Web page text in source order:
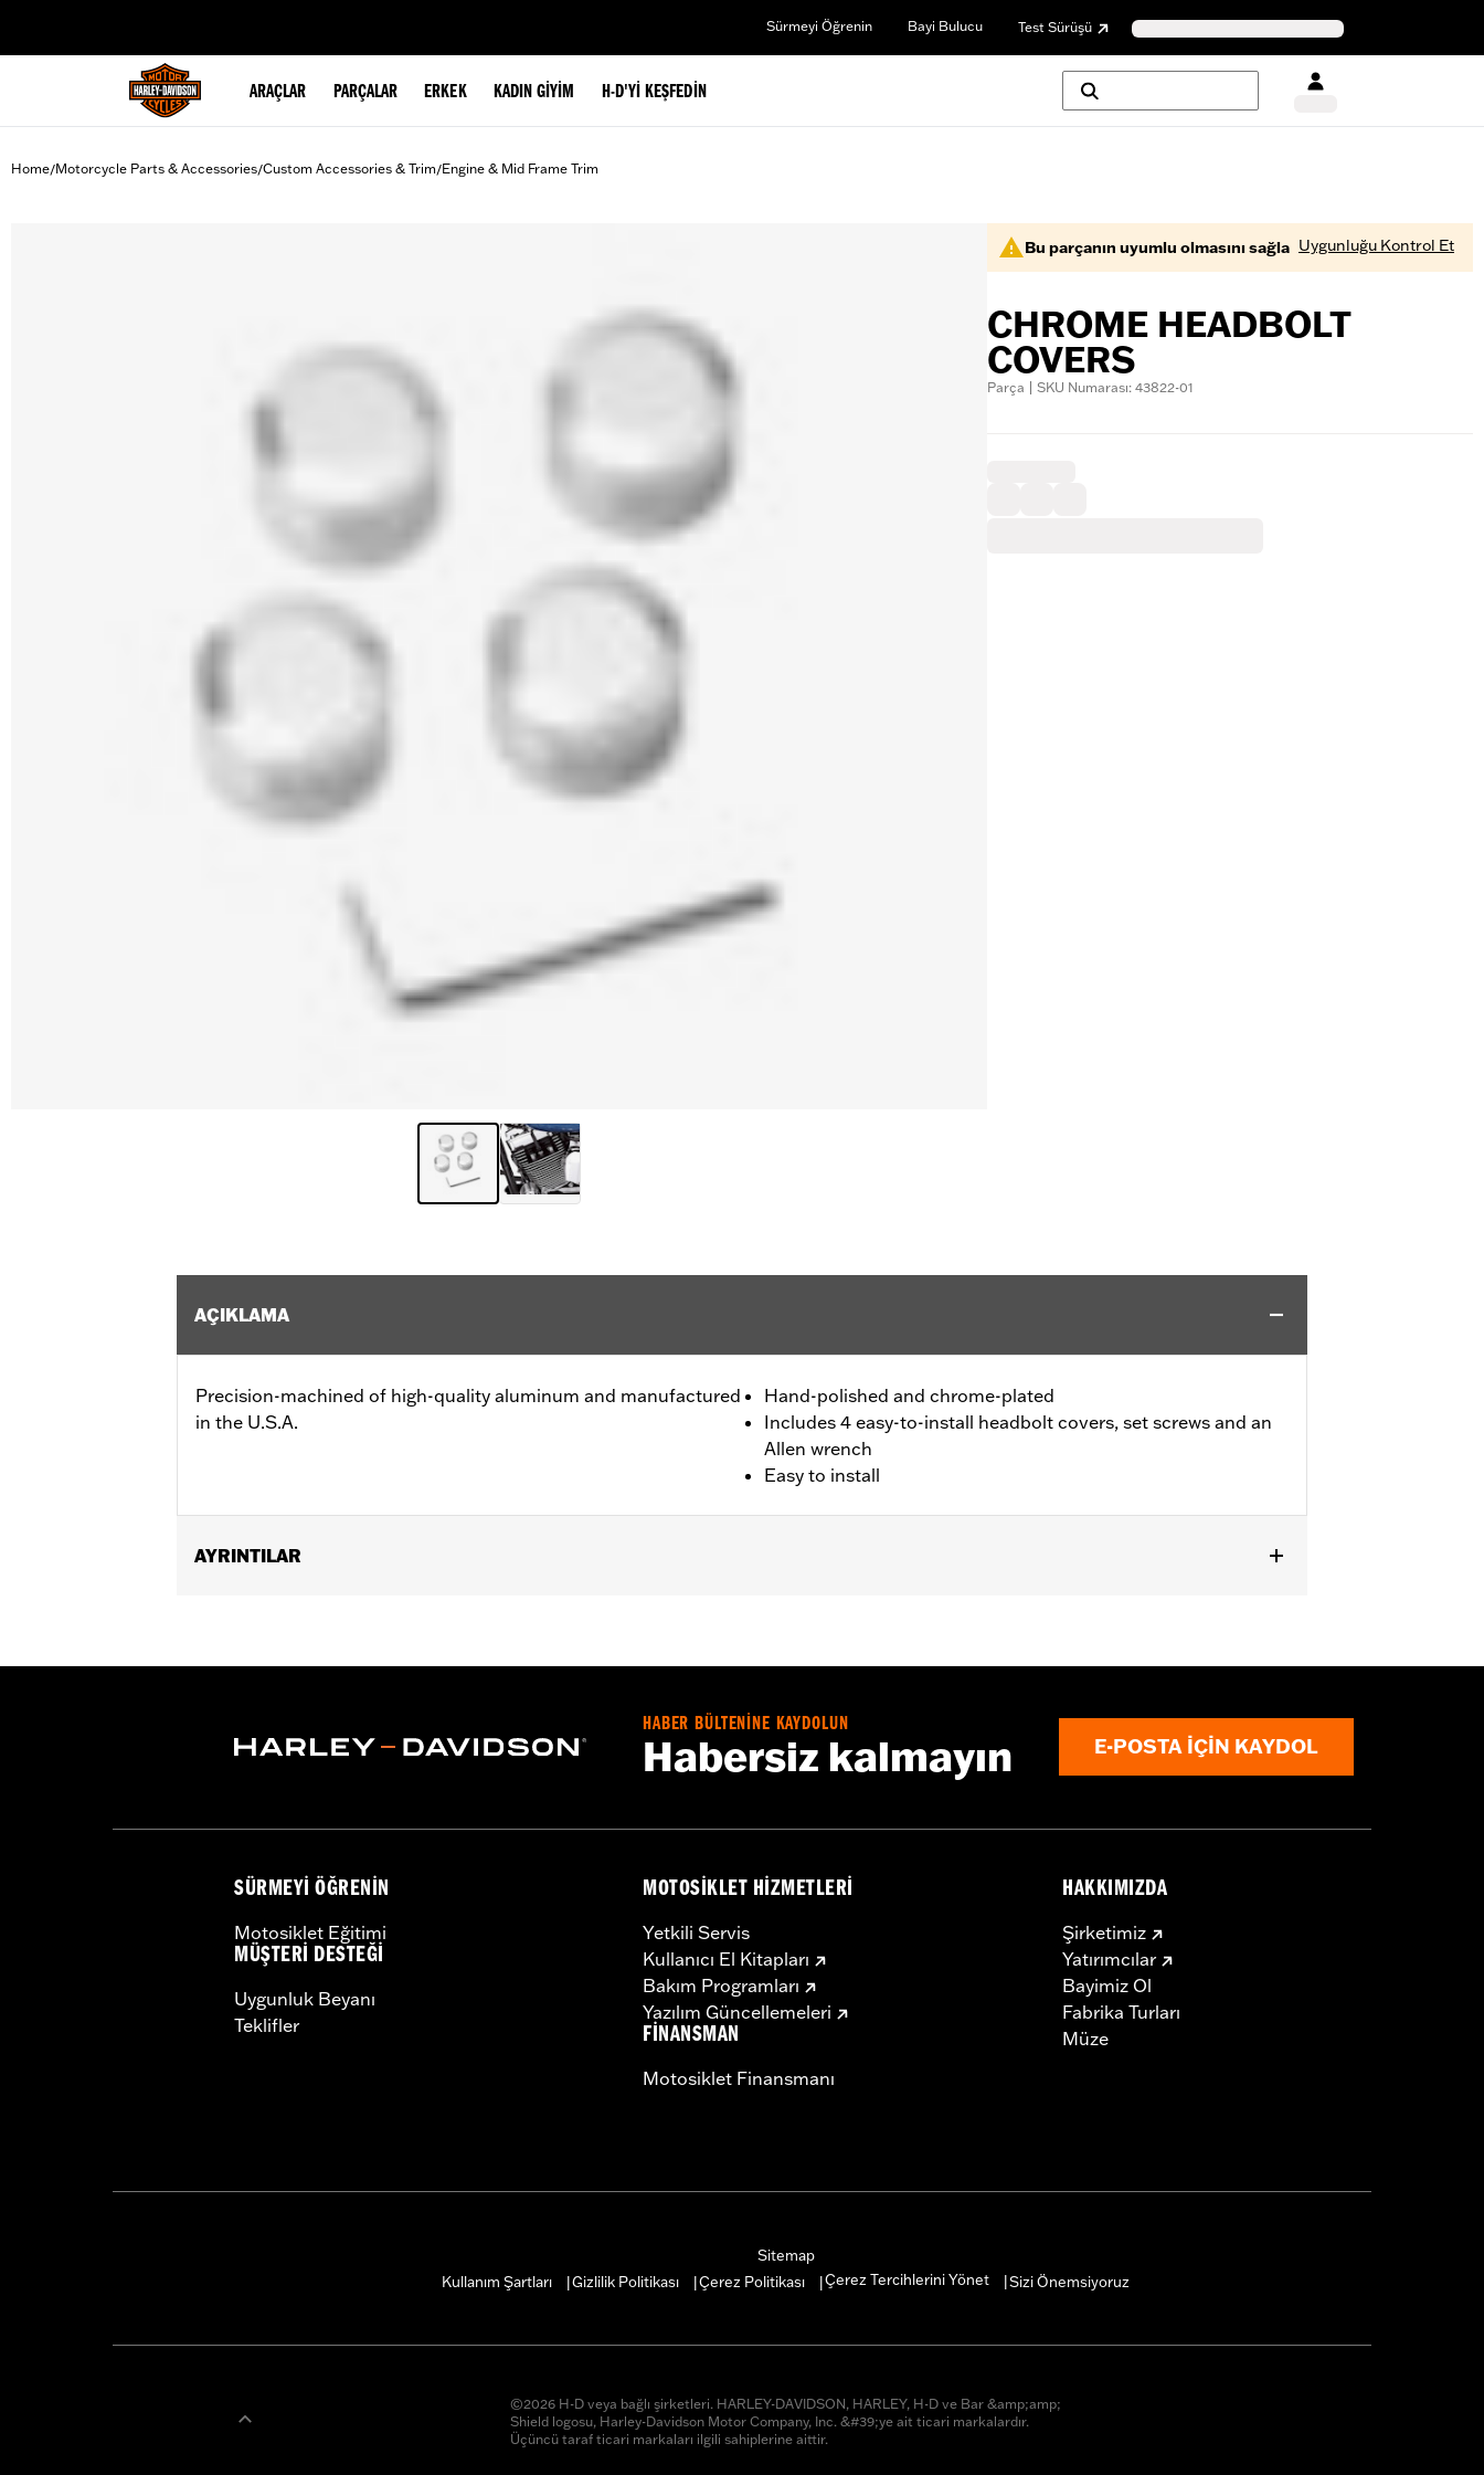
Sürmeyi Öğrenin Bayi Bulucu Test Sürüşü
ARAÇLAR PARÇALAR ERKEK KADIN GIYIM H-D'YI KEŞFEDIN
Home/Motorcycle Parts & Accessories/Custom Accessories & Trim/Engine & Mid Frame Trim
Bu parçanın uyumlu olmasını sağla Uygunluğu Kontrol Et
CHROME HEADBOLT
COVERS
Parça | SKU Numarası: 43822-01
AÇIKLAMA
Precision-machined of high-quality aluminum and manufactured
in the U.S.A.
Hand-polished and chrome-plated
Includes 4 easy-to-install headbolt covers, set screws and an
Allen wrench
Easy to install
AYRINTILAR
Sold In Units:Pair
www.h-d.com/warrantyfor full details
HABER BÜLTENİNE KAYDOLUN
Habersiz kalmayın E-POSTA IÇIN KAYDOL
SÜRMEYI ÖĞRENIN
Motosiklet Eğitimi
MÜŞTERI DESTEĞI
Uygunluk Beyanı
Teklifler
MOTOSIKLET HIZMETLERI
Yetkili Servis
Kullanıcı El Kitapları
Bakım Programları
Yazılım Güncellemeleri
FINANSMAN
Motosiklet Finansmanı
HAKKIMIZDA
Şirketimiz
Yatırımcılar
Bayimiz Ol
Fabrika Turları
Müze
Sitemap
Kullanım Şartları
Gizlilik Politikası Çerez Politikası Çerez Tercihlerini Yönet Sizi Önemsiyoruz
©2026 H-D veya bağlı şirketleri. HARLEY-DAVIDSON, HARLEY, H-D ve Bar &amp;amp;
Shield logosu, Harley-Davidson Motor Company, Inc. &#39;ye ait ticari markalardır.
Üçüncü taraf ticari markaları ilgili sahiplerine aittir.